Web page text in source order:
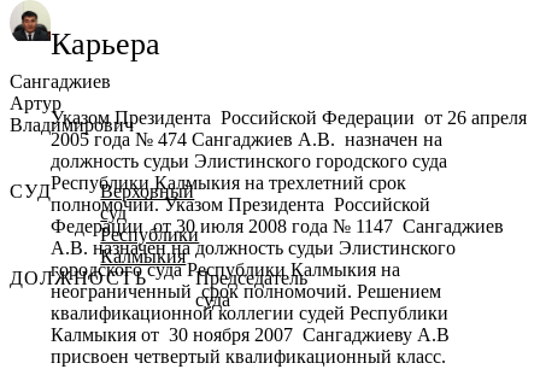
Сангаджиев
Артур
Владимирович
СУД
Верховный
суд
Республики
Калмыкия
ДОЛЖНОСТЬ
Председатель
суда
Карьера
Указом Президента Российской Федерации от 26 апреля
2005 года № 474 Сангаджиев А.В. назначен на
должность судьи Элистинского городского суда
Республики Калмыкия на трехлетний срок
полномочий. Указом Президента Российской
Федерации от 30 июля 2008 года № 1147 Сангаджиев
А.В. назначен на должность судьи Элистинского
городского суда Республики Калмыкия на
неограниченный срок полномочий. Решением
квалификационной коллегии судей Республики
Калмыкия от 30 ноября 2007 Сангаджиеву А.В
присвоен четвертый квалификационный класс.